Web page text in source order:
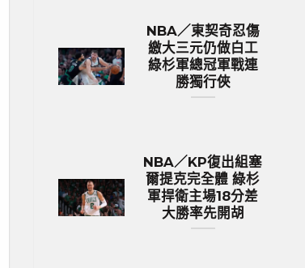
NBA／東契奇忍傷
繳大三元仍做白工
綠杉軍總冠軍戰連
勝獨行俠
NBA／KP復出組塞
爾提克完全體 綠杉
軍捍衛主場18分差
大勝率先開胡